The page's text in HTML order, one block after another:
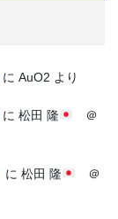
に AuO2 より
に 松田 隆
＠
に 松田 隆
＠